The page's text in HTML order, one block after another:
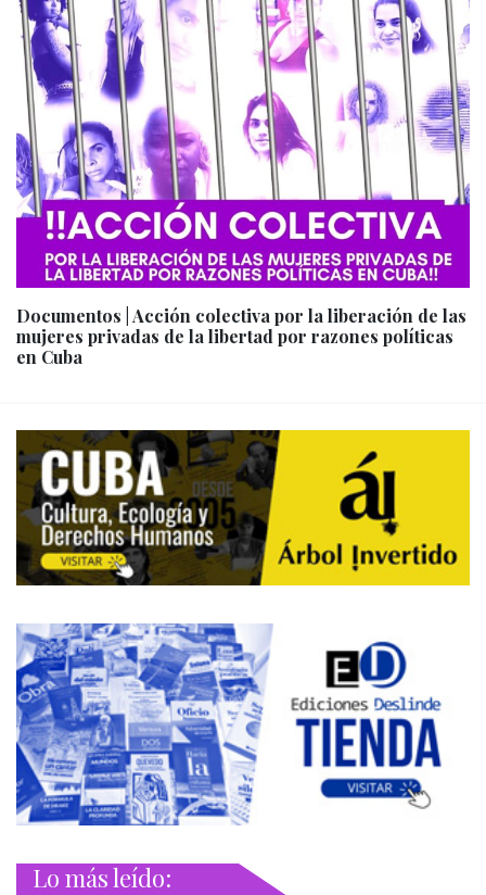
Documentos | Acción colectiva por la liberación de las
mujeres privadas de la libertad por razones políticas
en Cuba
Lo más leído: